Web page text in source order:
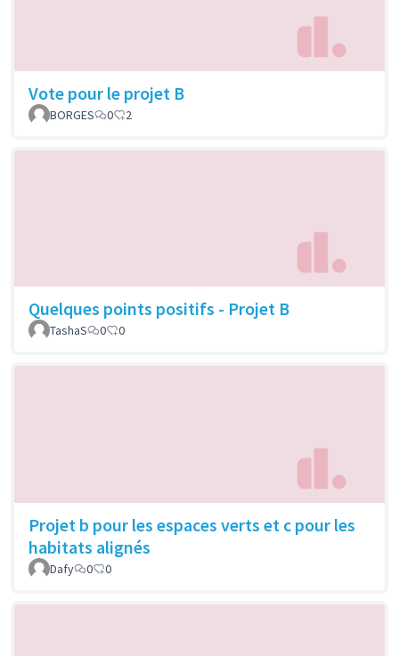
Vote pour le projet B
BORGES 0 2
Quelques points positifs - Projet B
TashaS 0 0
Projet b pour les espaces verts et c pour les
habitats alignés
Dafy 0 0